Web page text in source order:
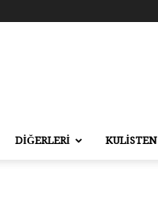
DİĞERLERİ KULİSTEN